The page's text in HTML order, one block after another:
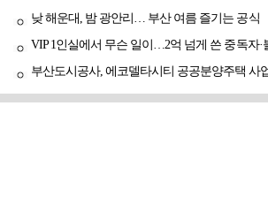
낮 해운대, 밤 광안리… 부산 여름 즐기는 공식
VIP 1인실에서 무슨 일이…2억 넘게 쓴 중독자·
부산도시공사, 에코델타시티 공공분양주택 사